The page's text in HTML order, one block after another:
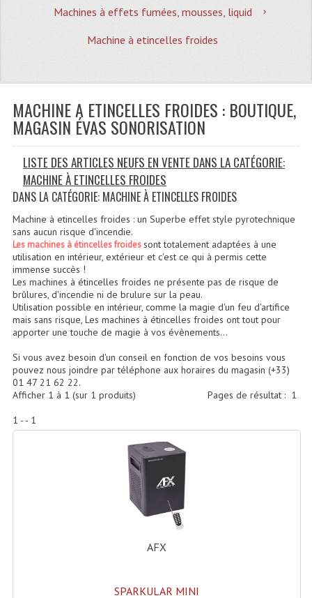
Quoi De Neuf?
Promotions
Location De Matériel
Le Matériel D´occasion
Recherche Avancée
Recevoir Nos Promotions
Faire Votre Devis
CATÉGORIES
Accessoires Pieds Cellules Diamants
Accessoires Enceintes
Accessoires Micro, Pieds De Régie
Pieds D'enceintes
Selecteurs Audio Vidéo
Amplificateurs
Compresseurs , Limiteurs , Noise Gate
Machines à effets fumées, mousses, liquid
Machine à etincelles froides
MACHINE A ETINCELLES FROIDES : BOUTIQUE,
MAGASIN ÉVAS SONORISATION
LISTE DES ARTICLES NEUFS EN VENTE DANS LA CATÉGORIE:
MACHINE À ETINCELLES FROIDES
DANS LA CATÉGORIE: MACHINE À ETINCELLES FROIDES
Machine à etincelles froides : un Superbe effet style pyrotechnique
sans aucun risque d'incendie.
Les machines à étincelles froidessont totalement adaptées à une
utilisation en intérieur, extérieur et c'est ce qui à permis cette
immense succès !
Les machines à étincelles froides ne présente pas de risque de
brûlures, d'incendie ni de brulure sur la peau.
Utilisation possible en intérieur, comme la magie d'un feu d'artifice
mais sans risque, Les machines à étincelles froides ont tout pour
apporter une touche de magie à vos évènements...
Si vous avez besoin d'un conseil en fonction de vos besoins vous
pouvez nous joindre par téléphone aux horaires du magasin (+33)
01 47 21 62 22.
Pages de résultat : 1
Afficher 1 à 1 (sur 1 produits)
1 - - 1
AFX
SPARKULAR MINI